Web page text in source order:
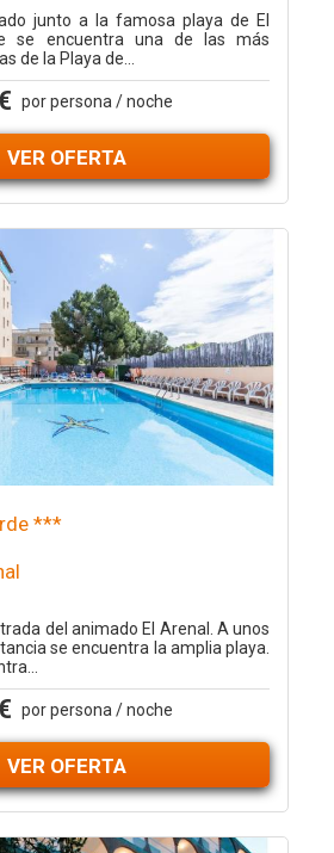
junto a la famosa playa de El
se encuentra una de las más
de la Playa de...
por persona / noche
VER OFERTA
***
del animado El Arenal. A unos
se encuentra la amplia playa.
por persona / noche
VER OFERTA